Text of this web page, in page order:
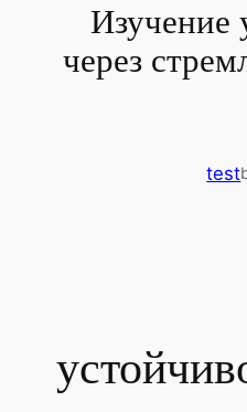
Изучение
через
test